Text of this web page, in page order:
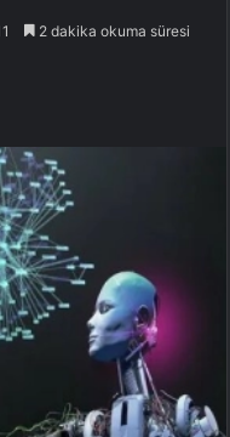
2 dakika okuma süresi